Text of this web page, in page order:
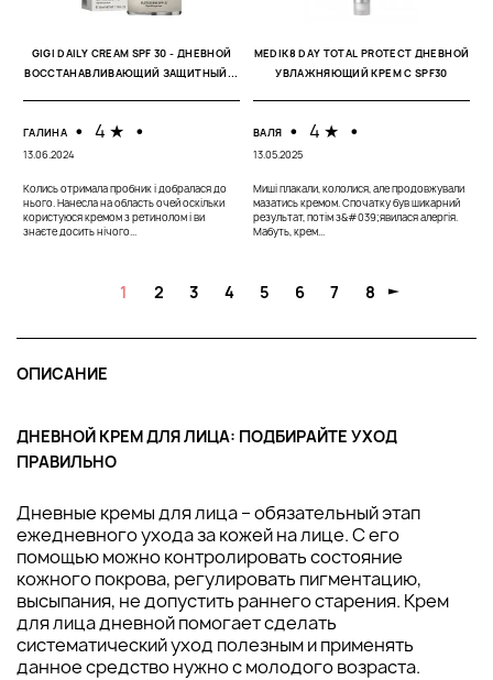
GIGI DAILY CREAM SPF 30 - ДНЕВНОЙ
ВОССТАНАВЛИВАЮЩИЙ ЗАЩИТНЫЙ...
ГАЛИНА • 4 ★ •
13.06.2024
Колись отримала пробник і добралася до
нього. Нанесла на область очей оскільки
користуюся кремом з ретинолом і ви
знаєте досить нічого...
MEDIK8 DAY TOTAL PROTECT ДНЕВНОЙ
УВЛАЖНЯЮЩИЙ КРЕМ С SPF30
ВАЛЯ • 4 ★ •
13.05.2025
Миші плакали, кололися, але продовжували
мазатись кремом. Спочатку був шикарний
результат, потім з&#039;явилася алергія.
Мабуть, крем...
1 2 3 4 5 6 7 8
ОПИСАНИЕ
ДНЕВНОЙ КРЕМ ДЛЯ ЛИЦА: ПОДБИРАЙТЕ УХОД
ПРАВИЛЬНО
Дневные кремы для лица – обязательный этап
ежедневного ухода за кожей на лице. С его
помощью можно контролировать состояние
кожного покрова, регулировать пигментацию,
высыпания, не допустить раннего старения. Крем
для лица дневной помогает сделать
систематический уход полезным и применять
данное средство нужно с молодого возраста.